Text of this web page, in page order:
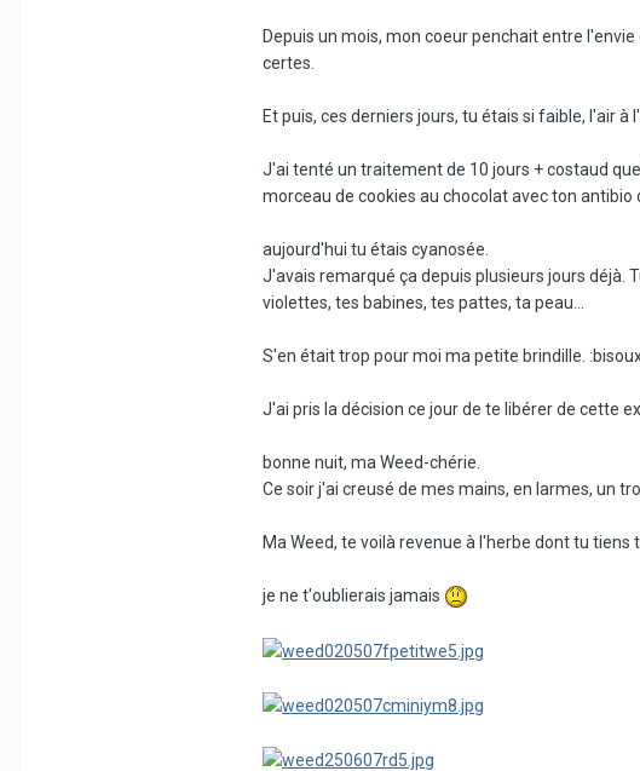
Depuis un mois, mon coeur penchait entre
certes.
Et puis, ces derniers jours, tu étais si faible, l'air
J'ai tenté un traitement de 10 jours + costaud
morceau de cookies au chocolat avec ton antibio
aujourd'hui tu étais cyanosée.
J'avais remarqué ça depuis plusieurs jours déjà.
violettes, tes babines, tes pattes, ta peau...
S'en était trop pour moi ma petite brindille.
J'ai pris la décision ce jour de te libérer de cette
bonne nuit, ma Weed-chérie.
Ce soir j'ai creusé de mes mains, en larmes, un
Ma Weed, te voilà revenue à l'herbe dont tu tiens
je ne t'oublierais jamais